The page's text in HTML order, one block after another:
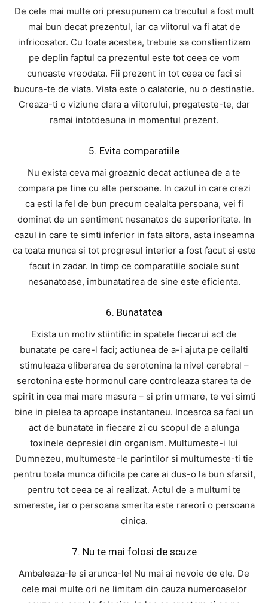
De cele mai multe ori presupunem ca trecutul a fost mult
mai bun decat prezentul, iar ca viitorul va fi atat de
infricosator. Cu toate acestea, trebuie sa constientizam
pe deplin faptul ca prezentul este tot ceea ce vom
cunoaste vreodata. Fii prezent in tot ceea ce faci si
bucura-te de viata. Viata este o calatorie, nu o destinatie.
Creaza-ti o viziune clara a viitorului, pregateste-te, dar
ramai intotdeauna in momentul prezent.
5. Evita comparatiile
Nu exista ceva mai groaznic decat actiunea de a te
compara pe tine cu alte persoane. In cazul in care crezi
ca esti la fel de bun precum cealalta persoana, vei fi
dominat de un sentiment nesanatos de superioritate. In
cazul in care te simti inferior in fata altora, asta inseamna
ca toata munca si tot progresul interior a fost facut si este
facut in zadar. In timp ce comparatiile sociale sunt
nesanatoase, imbunatatirea de sine este eficienta.
6. Bunatatea
Exista un motiv stiintific in spatele fiecarui act de
bunatate pe care-l faci; actiunea de a-i ajuta pe ceilalti
stimuleaza eliberarea de serotonina la nivel cerebral –
serotonina este hormonul care controleaza starea ta de
spirit in cea mai mare masura – si prin urmare, te vei simti
bine in pielea ta aproape instantaneu. Incearca sa faci un
act de bunatate in fiecare zi cu scopul de a alunga
toxinele depresiei din organism. Multumeste-i lui
Dumnezeu, multumeste-le parintilor si multumeste-ti tie
pentru toata munca dificila pe care ai dus-o la bun sfarsit,
pentru tot ceea ce ai realizat. Actul de a multumi te
smereste, iar o persoana smerita este rareori o persoana
cinica.
7. Nu te mai folosi de scuze
Ambaleaza-le si arunca-le! Nu mai ai nevoie de ele. De
cele mai multe ori ne limitam din cauza numeroaselor